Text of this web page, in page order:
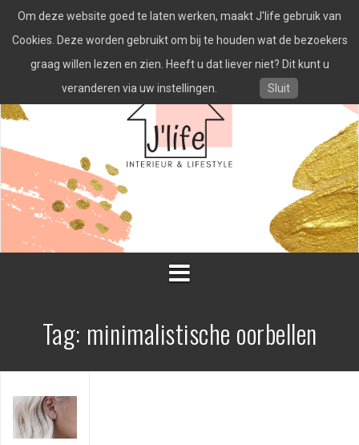
naar
inhoud
Tag: minimalistische oorbellen
Om deze website goed te laten werken, maakt J'life gebruik van
Cookies. Deze worden gebruikt om bij te houden wat de bezoekers
graag willen lezen en zien. Heeft u dat liever niet? Dit kunt u
veranderen via uw instellingen.
Sluit